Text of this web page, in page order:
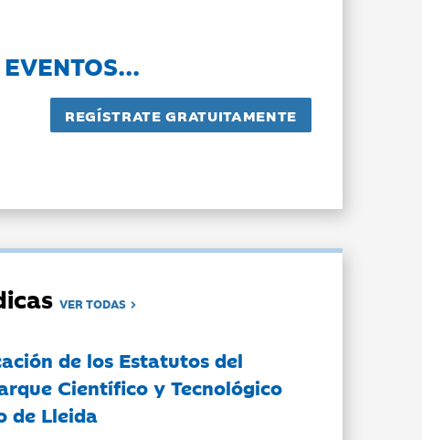
VER TODAS
de los Estatutos del
Científico y Tecnológico
de Lleida